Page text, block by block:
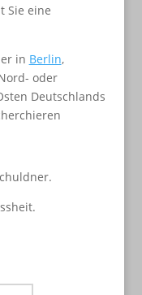
Sie eine
in Berlin,
oder
Deutschlands